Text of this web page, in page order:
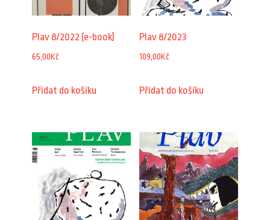
Plav 8/2022 (e-book)
65,00Kč
Přidat do košíku
Plav 8/2023
109,00Kč
Přidat do košíku